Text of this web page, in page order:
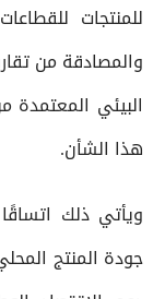
للمنتجات
والمصادقة من
البيئي
هذا الشأن.
ويأتي ذلك
جودة المنتج